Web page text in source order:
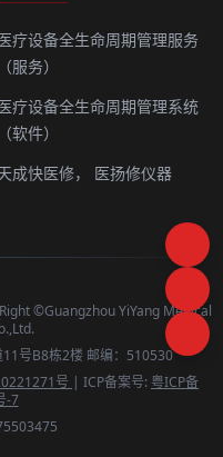
疗设备全生命周期管理服务
（服务）
疗设备全生命周期管理系统
（软件）
成快医修，
医扬修仪器
©Guangzhou YiYang Medical
号B8栋2楼 邮编：510530
号 | ICP备案号: 粤ICP备
-7